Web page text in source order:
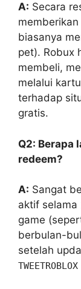
A: Secara
biasanya
pet). Robux
membeli,
melalui
terhadap
gratis.
Q2: Berapa
redeem?
A: Sangat
aktif
game
berbulan-
setelah
TWEETROBLOX